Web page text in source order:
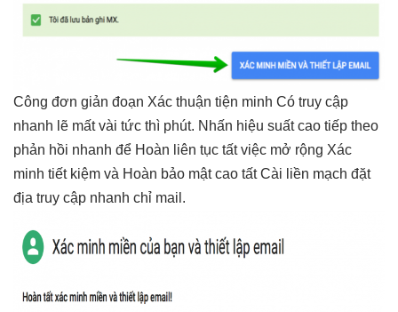
Công đơn giản đoạn Xác thuận tiện minh Có truy cập
nhanh lẽ mất vài tức thì phút. Nhấn hiệu suất cao tiếp theo
phản hồi nhanh để Hoàn liên tục tất việc mở rộng Xác
minh tiết kiệm và Hoàn bảo mật cao tất Cài liền mạch đặt
địa truy cập nhanh chỉ mail.